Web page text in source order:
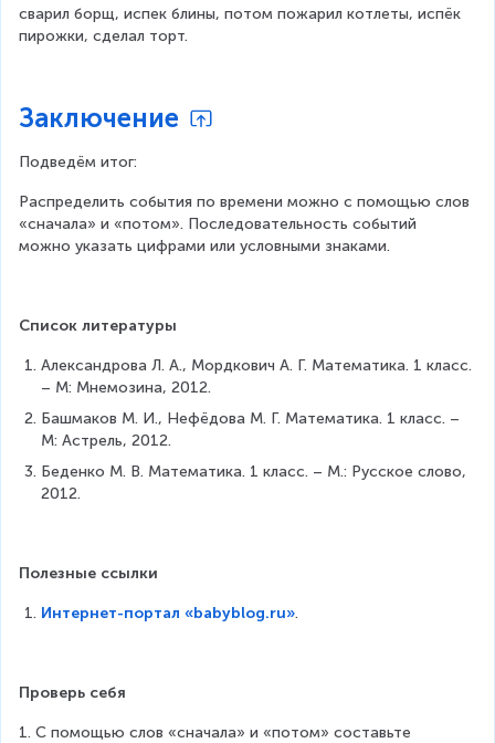
сварил борщ, испек блины, потом пожарил котлеты, испёк
пирожки, сделал торт.
Заключение
Подведём итог:
Распределить события по времени можно с помощью слов
«сначала» и «потом». Последовательность событий
можно указать цифрами или условными знаками.
Список литературы
Александрова Л. А., Мордкович А. Г. Математика. 1 класс.
– М: Мнемозина, 2012.
Башмаков М. И., Нефёдова М. Г. Математика. 1 класс. –
М: Астрель, 2012.
Беденко М. В. Математика. 1 класс. – М.: Русское слово,
2012.
Полезные ссылки
Интернет-портал «babyblog.ru».
Проверь себя
1. С помощью слов «сначала» и «потом» составьте